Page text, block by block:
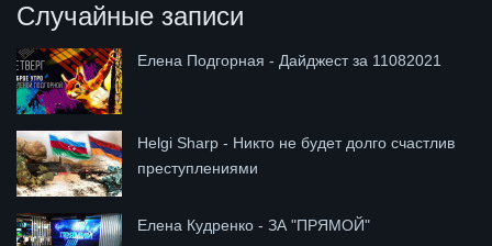
Случайные записи
Елена Подгорная - Дайджест за 11082021
Helgi Sharp - Никто не будет долго счастлив
преступлениями
Елена Кудренко - ЗА "ПРЯМОЙ"